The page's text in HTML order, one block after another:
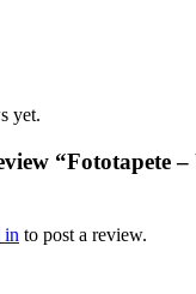
yet.
“Fototapete
in to post a review.